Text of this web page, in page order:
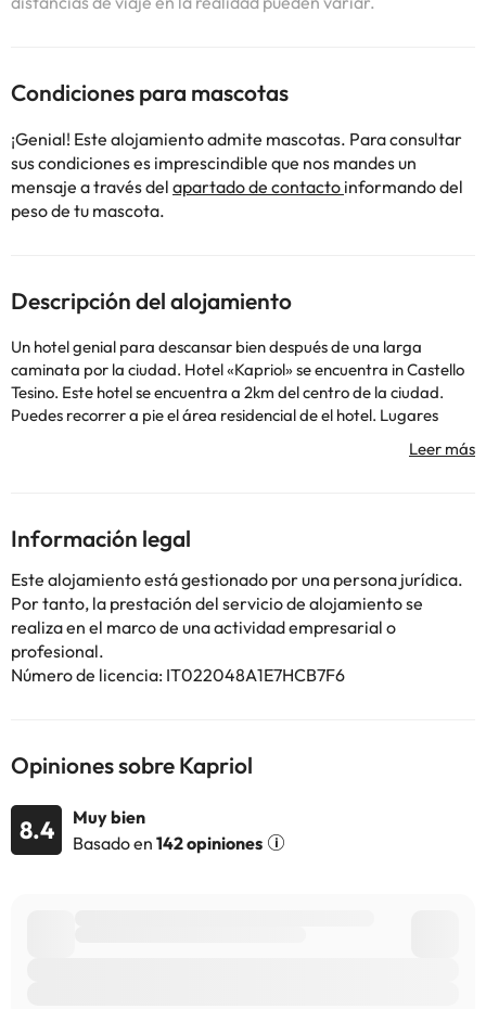
Condiciones para mascotas
¡Genial! Este alojamiento admite mascotas. Para consultar
sus condiciones es imprescindible que nos mandes un
mensaje a través del apartado de contacto informando del
peso de tu mascota.
Descripción del alojamiento
Un hotel genial para descansar bien después de una larga
caminata por la ciudad. Hotel «Kapriol» se encuentra in Castello
Tesino. Este hotel se encuentra a 2km del centro de la ciudad.
Puedes recorrer a pie el área residencial de el hotel. Lugares
cercanos: Ciampedie Plateau, Val di Fassa y Marmolada
Algunos de los servicios detallados pueden ser de pago. Puedes
información de esta ficha está sujeta a cambios por parte del
alojamiento. Si tienes dudas, contáctanos.
Información legal
Este alojamiento está gestionado por una persona jurídica.
Por tanto, la prestación del servicio de alojamiento se
realiza en el marco de una actividad empresarial o
profesional.
Número de licencia: IT022048A1E7HCB7F6
Opiniones sobre Kapriol
8.4
Muy bien
Basado en 142 opiniones